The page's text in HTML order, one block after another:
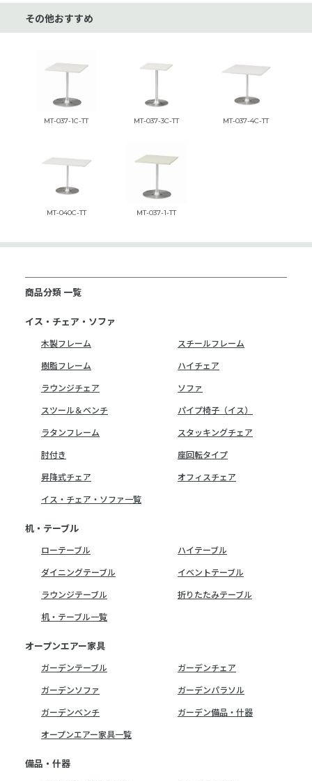
その他おすすめ
MT-037-1C-TT MT-037-3C-TT MT-037-4C-TT
MT-040C-TT MT-037-1-TT
商品分類 一覧
イス・チェア・ソファ
木製フレーム
スチールフレーム
樹脂フレーム
ハイチェア
ラウンジチェア
ソファ
スツール＆ベンチ
パイプ椅子（イス）
ラタンフレーム
スタッキングチェア
肘付き
座回転タイプ
昇降式チェア
オフィスチェア
イス・チェア・ソファ一覧
机・テーブル
ローテーブル
ハイテーブル
ダイニングテーブル
イベントテーブル
ラウンジテーブル
折りたたみテーブル
机・テーブル一覧
オープンエアー家具
ガーデンテーブル
ガーデンチェア
ガーデンソファ
ガーデンパラソル
ガーデンベンチ
ガーデン備品・什器
オープンエアー家具一覧
備品・什器